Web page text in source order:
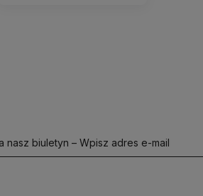
nasz biuletyn – Wpisz adres e-mail